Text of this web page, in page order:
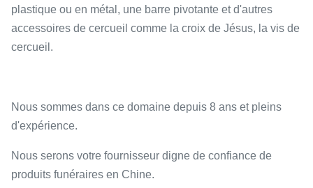
plastique ou en métal, une barre pivotante et d'autres
accessoires de cercueil comme la croix de Jésus, la vis de
cercueil.
Nous sommes dans ce domaine depuis 8 ans et pleins
d'expérience.
Nous serons votre fournisseur digne de confiance de
produits funéraires en Chine.